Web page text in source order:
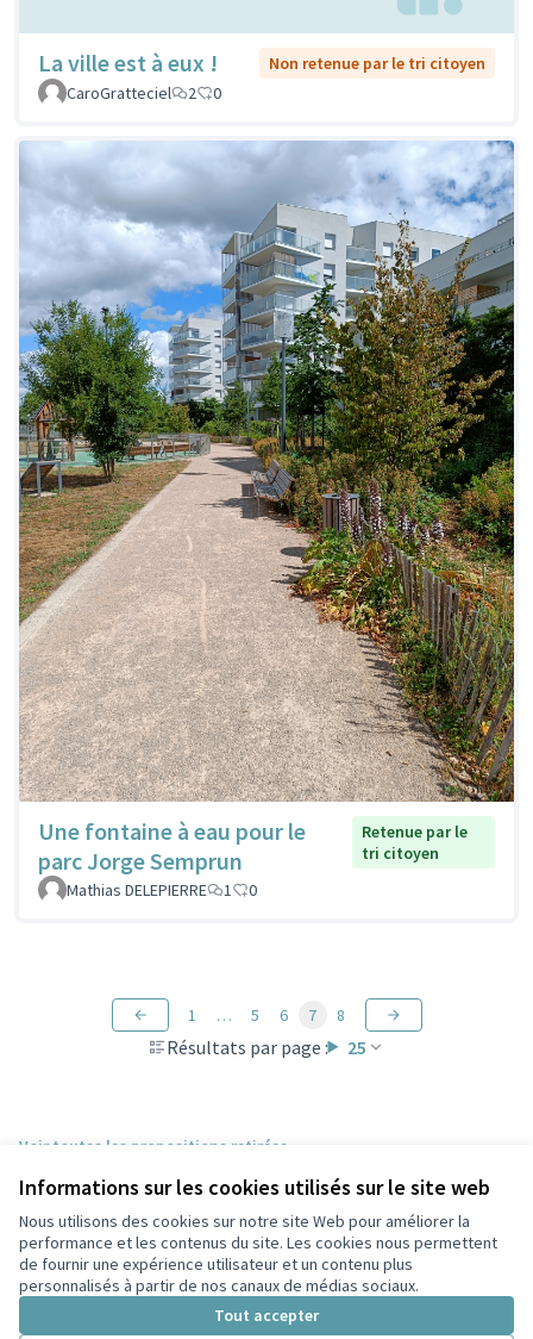
Informations sur les cookies utilisés sur le site web
Nous utilisons des cookies sur notre site Web pour améliorer la
performance et les contenus du site. Les cookies nous permettent
de fournir une expérience utilisateur et un contenu plus
personnalisés à partir de nos canaux de médias sociaux.
Tout accepter
La ville est à eux !
Non retenue par le tri citoyen
CaroGratteciel
2 0
Une fontaine à eau pour le
parc Jorge Semprun
Retenue par le
tri citoyen
Mathias DELEPIERRE
1 0
Résultats par page : 25
1 … 5 6 7 8
Voir toutes les propositions retirées
Conditions d'utilisation
Paramètres des cookies
Participez Villeurbanne sur X
(Lien externe)
Participez Villeurbanne sur Facebook
Participez Villeurbanne sur Instagram
Participez Villeurbanne sur YouTube
(Lien externe)